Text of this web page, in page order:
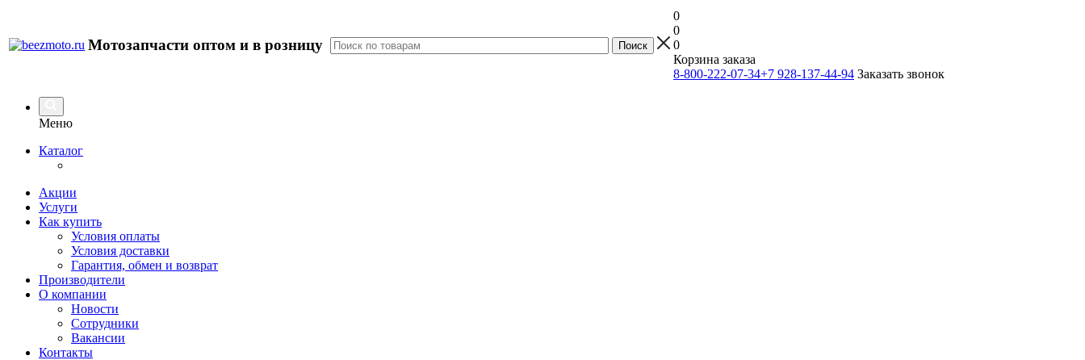
Мотозапчасти оптом и в розницу
0
0
0
Корзина заказа
8-800-222-07-34+7 928-137-44-94 Заказать звонок
Меню
Каталог
Акции
Услуги
Как купить
Условия оплаты
Условия доставки
Гарантия, обмен и возврат
Производители
О компании
Новости
Сотрудники
Вакансии
Контакты